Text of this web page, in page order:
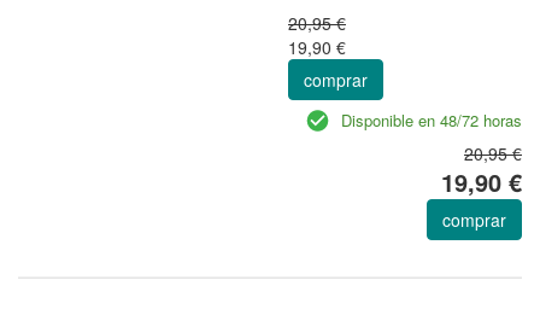
20,95 €
19,90 €
comprar
Disponible en 48/72 horas
20,95 €
19,90 €
comprar